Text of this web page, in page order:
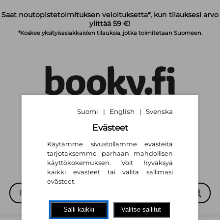
Saat noutopistetoimituksen veloituksetta*, kun tilauksesi arvo
ylittää 59 €!
*Koskee yksityisasiakkaiden tilauksia, jotka toimitetaan Suomeen.
Suomi | English | Svenska
Evästeet
Käytämme sivustollamme evästeitä
tarjotaksemme parhaan mahdollisen
käyttökokemuksen. Voit hyväksyä
kaikki evästeet tai valita sallimasi
evästeet.
Salli kaikki Valitse sallitut